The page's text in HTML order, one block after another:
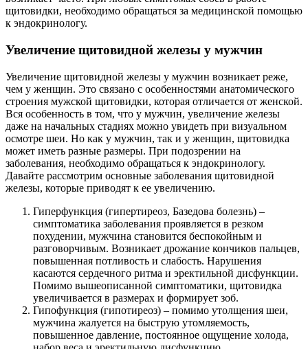
щитовидки, необходимо обращаться за медицинской помощью
к эндокринологу.
Увеличение щитовидной железы у мужчин
Увеличение щитовидной железы у мужчин возникает реже,
чем у женщин. Это связано с особенностями анатомического
строения мужской щитовидки, которая отличается от женской.
Вся особенность в том, что у мужчин, увеличение железы
даже на начальных стадиях можно увидеть при визуальном
осмотре шеи. Но как у мужчин, так и у женщин, щитовидка
может иметь разные размеры. При подозрении на
заболевания, необходимо обращаться к эндокринологу.
Давайте рассмотрим основные заболевания щитовидной
железы, которые приводят к ее увеличению.
Гиперфункция (гипертиреоз, Базедова болезнь) –
симптоматика заболевания проявляется в резком
похудении, мужчина становится беспокойным и
разговорчивым. Возникает дрожание кончиков пальцев,
повышенная потливость и слабость. Нарушения
касаются сердечного ритма и эректильной дисфункции.
Помимо вышеописанной симптоматики, щитовидка
увеличивается в размерах и формирует зоб.
Гипофункция (гипотиреоз) – помимо утолщения шеи,
мужчина жалуется на быструю утомляемость,
повышенное давление, постоянное ощущение холода,